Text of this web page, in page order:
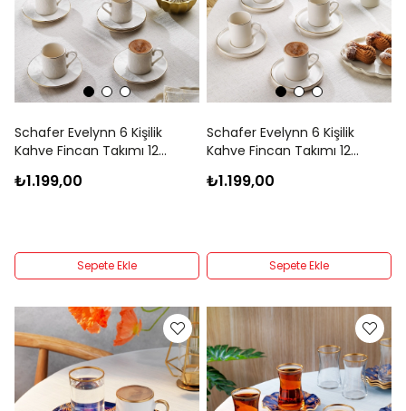
Schafer Evelynn 6 Kişilik
Kahve Fincan Takımı 12
₺1.199,00
Sepete Ekle
Schafer Evelynn 6 Kişilik
Kahve Fincan Takımı 12
₺1.199,00
Sepete Ekle